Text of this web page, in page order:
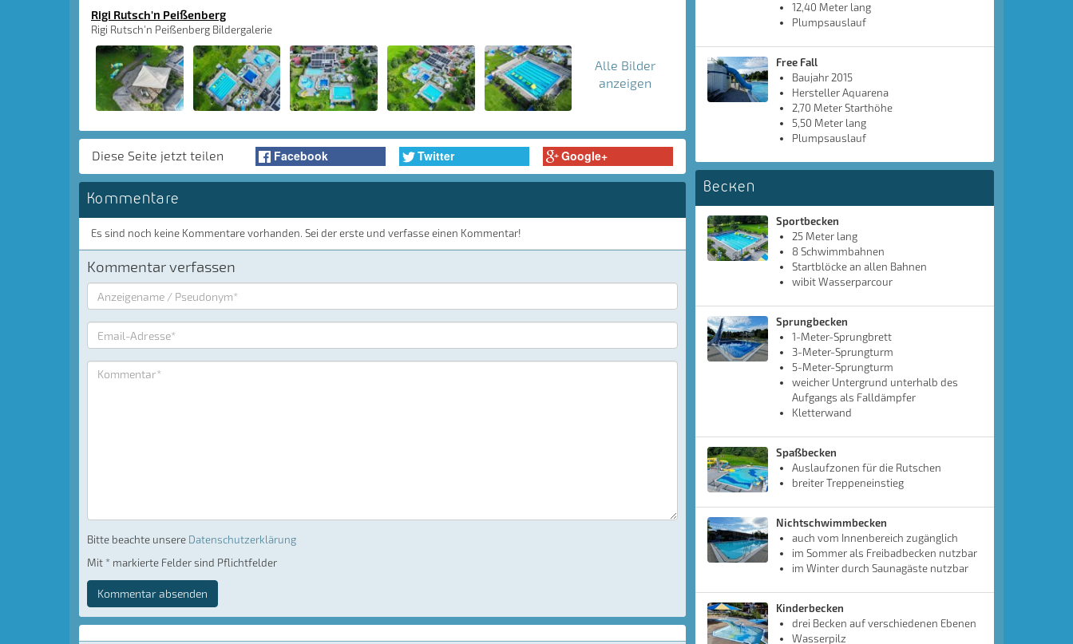
Rigi Rutsch'n Peißenberg
Rigi Rutsch'n Peißenberg Bildergalerie
Alle Bilder
anzeigen
Diese Seite jetzt teilen Facebook Twitter Google+
Kommentare
Es sind noch keine Kommentare vorhanden. Sei der erste und verfasse einen Kommentar!
Kommentar verfassen
Bitte beachte unsere Datenschutzerklärung
Mit * markierte Felder sind Pflichtfelder
Kommentar absenden
12,40 Meter lang
Plumpsauslauf
Free Fall
Baujahr 2015
Hersteller Aquarena
2,70 Meter Starthöhe
5,50 Meter lang
Plumpsauslauf
Becken
Sportbecken
25 Meter lang
8 Schwimmbahnen
Startblöcke an allen Bahnen
wibit Wasserparcour
Sprungbecken
1-Meter-Sprungbrett
3-Meter-Sprungturm
5-Meter-Sprungturm
weicher Untergrund unterhalb des
Aufgangs als Falldämpfer
Kletterwand
Spaßbecken
Auslaufzonen für die Rutschen
breiter Treppeneinstieg
Nichtschwimmbecken
auch vom Innenbereich zugänglich
im Sommer als Freibadbecken nutzbar
im Winter durch Saunagäste nutzbar
Kinderbecken
drei Becken auf verschiedenen Ebenen
Wasserpilz